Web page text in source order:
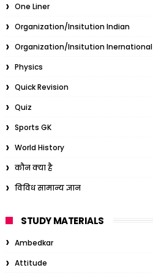
One Liner
Organization/Insitution Indian
Organization/Insitution Inernational
Physics
Quick Revision
Quiz
Sports GK
World History
कौन क्या है
विविध सामान्य ज्ञान
STUDY MATERIALS
Ambedkar
Attitude